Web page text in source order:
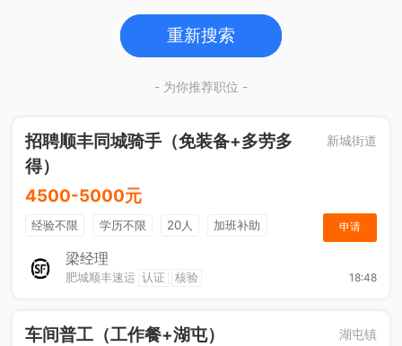
重新搜索
- 为你推荐职位 -
招聘顺丰同城骑手（免装备+多劳多
得）
新城街道
4500-5000元
经验不限 学历不限 20人
加班补助
综合补贴
奖励计划
申请
梁经理
肥城顺丰速运 认证 核验 18:48
车间普工（工作餐+湖屯） 湖屯镇